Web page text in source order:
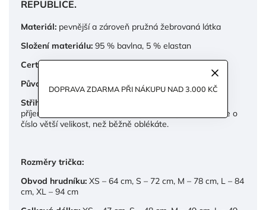
DOPRAVA ZDARMA PŘI NÁKUPU NAD 3.000 KČ
REPUBLICE.
Materiál: pevnější a zároveň pružná žebrovaná látka
Složení materiálu: 95 % bavlna, 5 % elastan
Certifikát:
Původ materiálu:
Střih trička:
příjemně na tělo. Pokud preferujete volnější střih, zvolte o
číslo větší velikost, než běžně oblékáte.
Rozměry trička:
Obvod hrudníku: XS – 64 cm, S – 72 cm, M – 78 cm, L – 84
cm, XL – 94 cm